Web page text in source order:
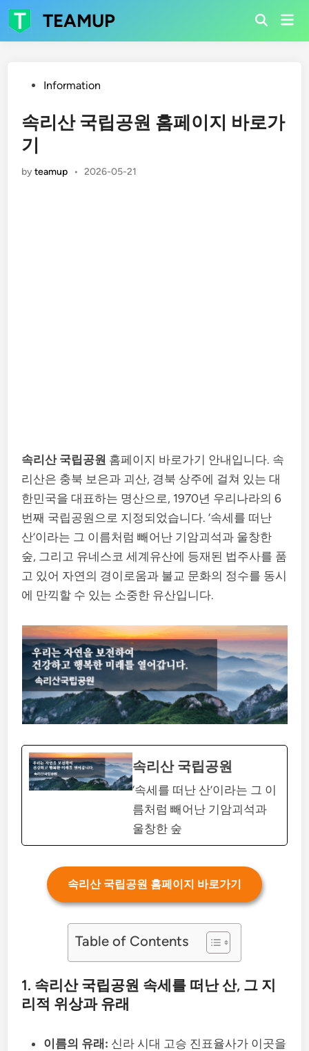
Skip
to
content
TEAMUP
Open
PostedInformation
속리산 국립공원 홈페이지 바로가
기
byteamup • 2026-05-21
속리산 국립공원 홈페이지 바로가기 안내입니다. 속
리산은 충북 보은과 괴산, 경북 상주에 걸쳐 있는 대
한민국을 대표하는 명산으로, 1970년 우리나라의 6
번째 국립공원으로 지정되었습니다. ‘속세를 떠난
산’이라는 그 이름처럼 빼어난 기암괴석과 울창한
숲, 그리고 유네스코 세계유산에 등재된 법주사를 품
고 있어 자연의 경이로움과 불교 문화의 정수를 동시
에 만끽할 수 있는 소중한 유산입니다.
속리산 국립공원
‘속세를 떠난 산’이라는 그 이
름처럼 빼어난 기암괴석과
울창한 숲
속리산 국립공원 홈페이지 바로가기
Table of Contents
1. 속리산 국립공원 속세를 떠난 산, 그 지
리적 위상과 유래
이름의 유래: 신라 시대 고승 진표율사가 이곳을